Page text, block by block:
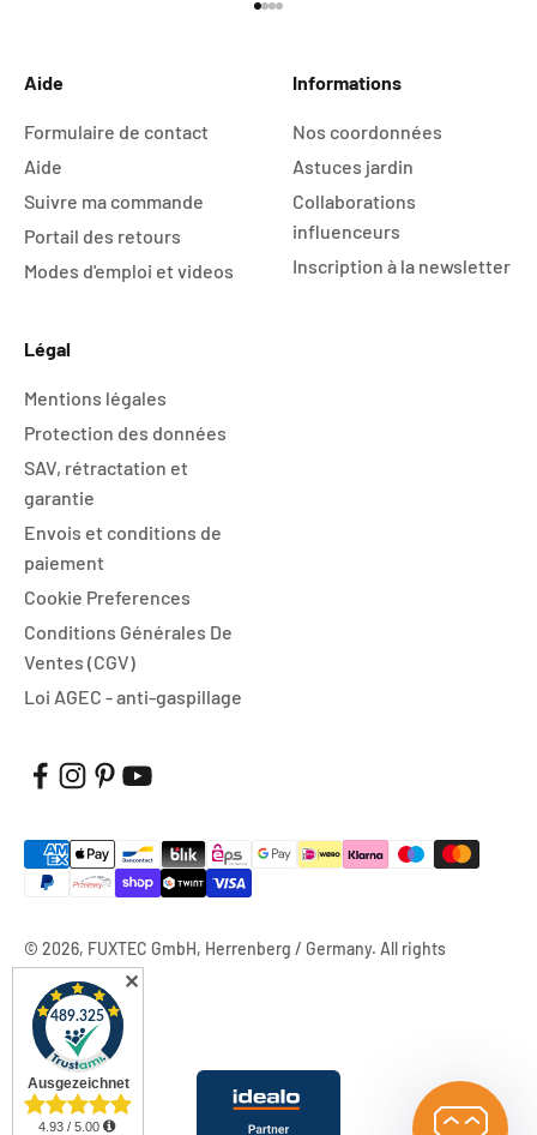
Aide
Formulaire de contact
Aide
Suivre ma commande
Portail des retours
Modes d'emploi et videos
Informations
Nos coordonnées
Astuces jardin
Collaborations
influenceurs
Inscription à la newsletter
Légal
Mentions légales
Protection des données
SAV, rétractation et
garantie
Envois et conditions de
paiement
Cookie Preferences
Conditions Générales De
Ventes (CGV)
Loi AGEC - anti-gaspillage
© 2026, FUXTEC GmbH, Herrenberg / Germany. All rights
reserved.
✕